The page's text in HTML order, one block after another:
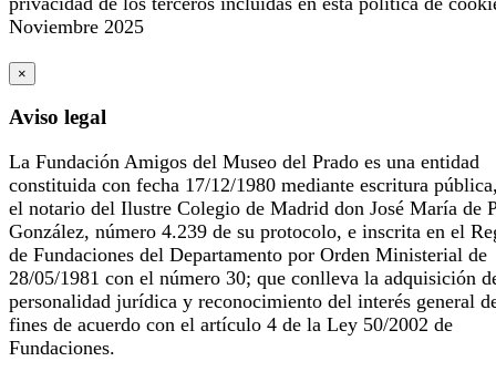
Noviembre 2025
×
Aviso legal
La Fundación Amigos del Museo del Prado es una entidad
constituida con fecha 17/12/1980 mediante escritura
el notario del Ilustre Colegio de Madrid don José María de
González, número 4.239 de su protocolo, e inscrita en el
de Fundaciones del Departamento por Orden Ministerial de
28/05/1981 con el número 30; que conlleva la adquisición
personalidad jurídica y reconocimiento del interés general
fines de acuerdo con el artículo 4 de la Ley 50/2002 de
Fundaciones.